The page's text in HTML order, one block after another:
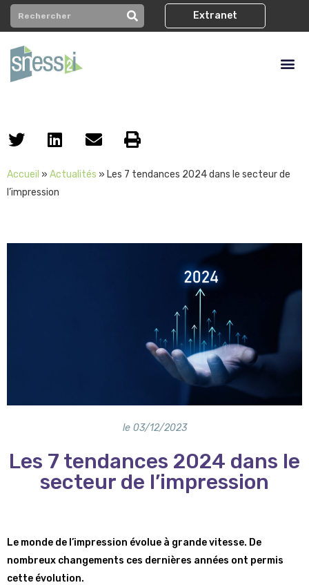
Extranet
Accueil » Actualités » Les 7 tendances 2024 dans le secteur de
l’impression
le 03/12/2023
Les 7 tendances 2024 dans le
secteur de l’impression
Le monde de l’impression évolue à grande vitesse. De
nombreux changements ces dernières années ont permis
cette évolution.